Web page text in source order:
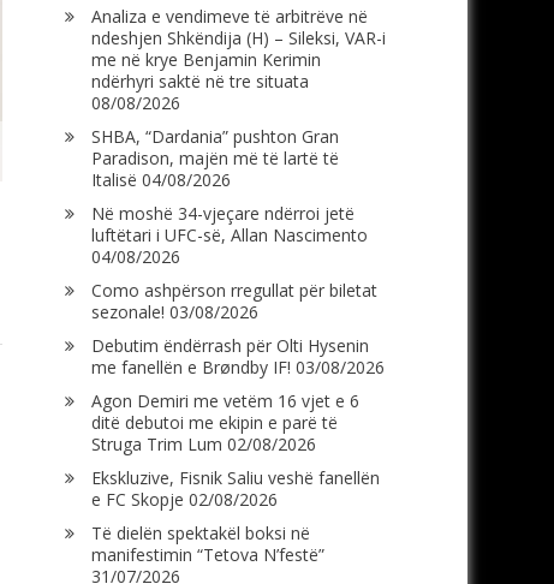
Analiza e vendimeve të arbitrëve në
ndeshjen Shkëndija (H) – Sileksi, VAR-i
me në krye Benjamin Kerimin
ndërhyri saktë në tre situata
08/08/2026
SHBA, “Dardania” pushton Gran
Paradison, majën më të lartë të
Italisë 04/08/2026
Në moshë 34-vjeçare ndërroi jetë
luftëtari i UFC-së, Allan Nascimento
04/08/2026
Como ashpërson rregullat për biletat
sezonale! 03/08/2026
Debutim ëndërrash për Olti Hysenin
me fanellën e Brøndby IF! 03/08/2026
Agon Demiri me vetëm 16 vjet e 6
ditë debutoi me ekipin e parë të
Struga Trim Lum 02/08/2026
Ekskluzive, Fisnik Saliu veshë fanellën
e FC Skopje 02/08/2026
Të dielën spektakël boksi në
manifestimin “Tetova N’festë”
31/07/2026